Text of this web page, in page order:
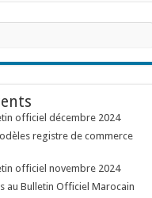
officiel décembre 2024
registre de commerce
officiel novembre 2024
au Bulletin Officiel Marocain